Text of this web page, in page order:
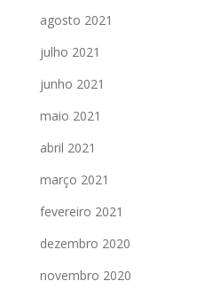
agosto 2021
julho 2021
junho 2021
maio 2021
abril 2021
março 2021
fevereiro 2021
dezembro 2020
novembro 2020